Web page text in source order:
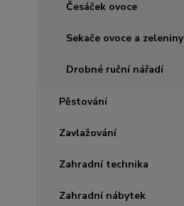
Česáček ovoce
Sekače ovoce a zeleniny
Drobné ruční nářadí
Pěstování
Zavlažování
Zahradní technika
Zahradní nábytek